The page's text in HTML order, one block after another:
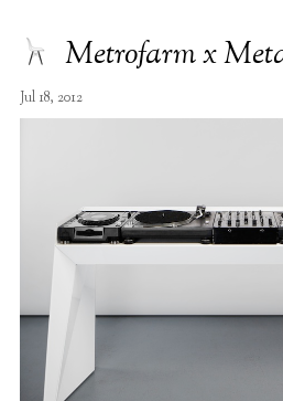
Metrofarm x
Jul 18, 2012